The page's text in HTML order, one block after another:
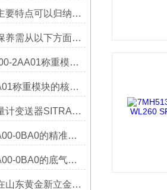
声敏传感器其主要特点可以归纳为以下几个核心维度
声敏传感器其保养需从以下方面入手
别小看7MH4900-2AA01称重模块！这些你日常接触的领域，早已离不开它
7MH4900-2AA01称重模块的核心亮点，藏着让效率翻倍的“关键密码”
西门子电磁流量计变送器SITRANS FMT020的功能
7MH4138-6AA00-0BA0的精准从何而来？关键组成部分，藏着答案！
7MH4138-6AA00-0BA0的底气：这些核心功能，让精准称重不再是难题
西门子皮带秤在山东黄金新立金矿的成功应用